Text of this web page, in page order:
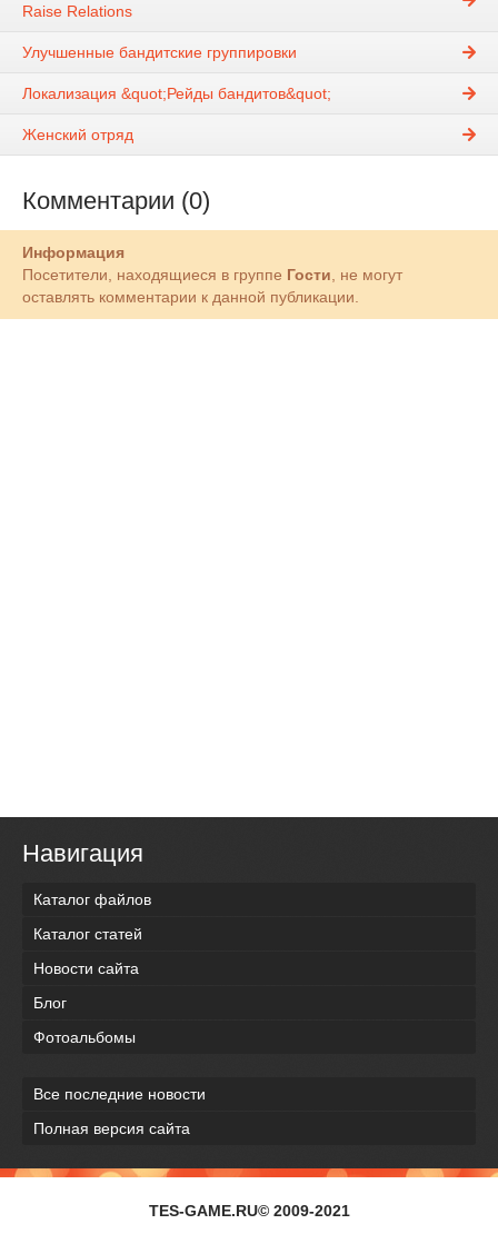
Raise Relations
Улучшенные бандитские группировки
Локализация &quot;Рейды бандитов&quot;
Женский отряд
Комментарии (0)
Информация
Посетители, находящиеся в группе Гости , не могут
оставлять комментарии к данной публикации.
Навигация
Каталог файлов
Каталог статей
Новости сайта
Блог
Фотоальбомы
Все последние новости
Полная версия сайта
TES-GAME.RU© 2009-2021